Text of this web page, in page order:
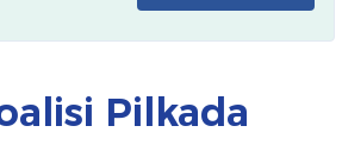
Pilkada